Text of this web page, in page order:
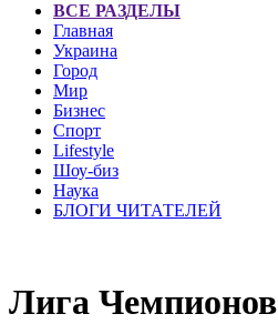
ВСЕ РАЗДЕЛЫ
Главная
Украина
Город
Мир
Бизнес
Спорт
Lifestyle
Шоу-биз
Наука
БЛОГИ ЧИТАТЕЛЕЙ
Лига Чемпионов